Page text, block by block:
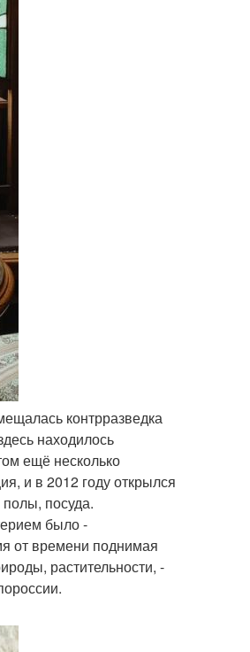
контрразведка
находилось
ещё несколько
и в 2012 году открылся
посуда.
было -
от времени поднимая
растительности, -